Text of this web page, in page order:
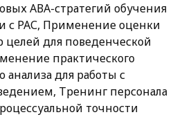
АВА-стратегий обучения
с РАС, Применение оценки
целей для поведенческой
практического
анализа для работы с
Тренинг персонала
точности